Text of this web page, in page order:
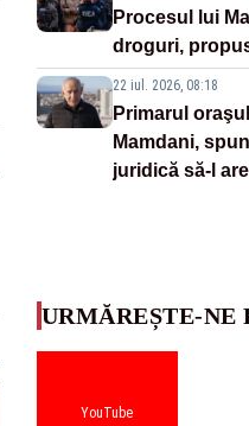
Procesul lui
droguri,
22 iul. 2026, 08:18
Primarul
Mamdani,
juridică să-l
URMĂREȘTE-NE
YouTube